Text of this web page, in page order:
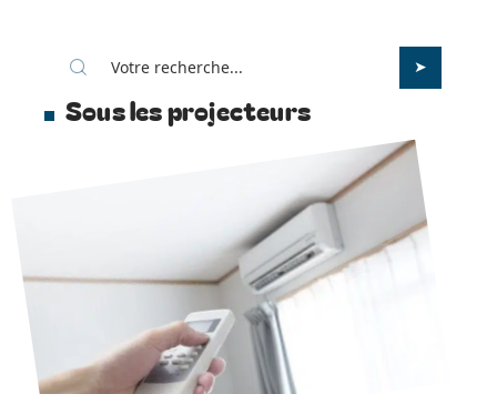
Sous les projecteurs